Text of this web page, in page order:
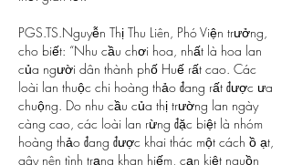
PGS.TS.Nguyễn Thị Thu Liên, Phó Viện trưởng,
cho biết: “Nhu cầu chơi hoa, nhất là hoa lan
của người dân thành phố Huế rất cao. Các
loài lan thuộc chi hoàng thảo đang rất được ưa
chuộng. Do nhu cầu của thị trường lan ngày
càng cao, các loài lan rừng đặc biệt là nhóm
hoàng thảo đang được khai thác một cách ồ ạt,
gây nên tình trạng khan hiếm, cạn kiệt nguồn